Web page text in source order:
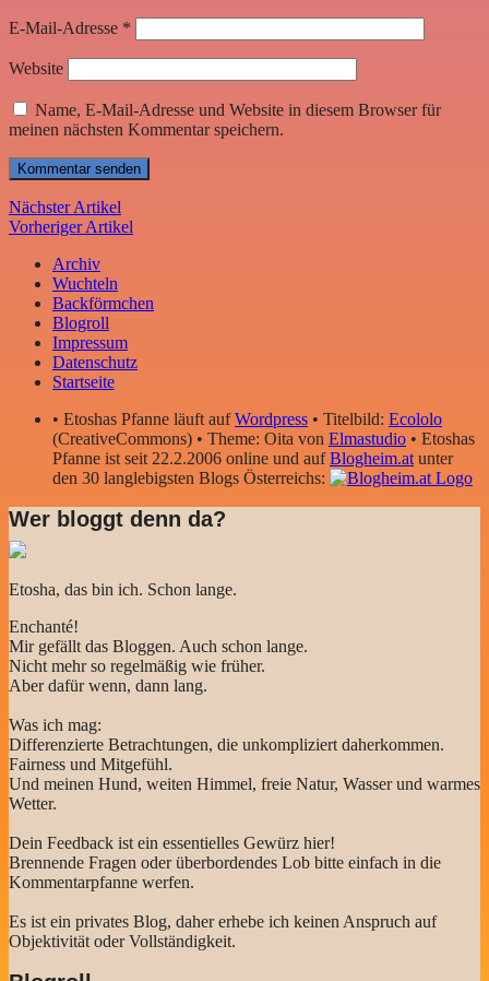
E-Mail-Adresse *
Website
Name, E-Mail-Adresse und Website in diesem Browser für
meinen nächsten Kommentar speichern.
Nächster Artikel
Vorheriger Artikel
Archiv
Wuchteln
Backförmchen
Blogroll
Impressum
Datenschutz
Startseite
• Etoshas Pfanne läuft aufWordpress • Titelbild: Ecololo
(CreativeCommons) • Theme: Oita von Elmastudio • Etoshas
Pfanne ist seit 22.2.2006 online und aufBlogheim.atunter
den 30 langlebigsten Blogs Österreichs:
Wer bloggt denn da?
Etosha, das bin ich. Schon lange.
Enchanté!
Mir gefällt das Bloggen. Auch schon lange.
Nicht mehr so regelmäßig wie früher.
Aber dafür wenn, dann lang.
Was ich mag:
Differenzierte Betrachtungen, die unkompliziert daherkommen.
Fairness und Mitgefühl.
Und meinen Hund, weiten Himmel, freie Natur, Wasser und warmes
Wetter.
Dein Feedback ist ein essentielles Gewürz hier!
Brennende Fragen oder überbordendes Lob bitte einfach in die
Kommentarpfanne werfen.
Es ist ein privates Blog, daher erhebe ich keinen Anspruch auf
Objektivität oder Vollständigkeit.